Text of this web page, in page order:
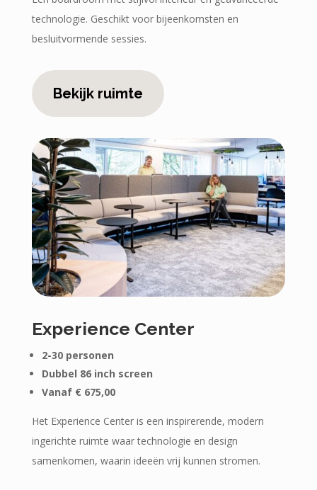
technologie. Geschikt voor bijeenkomsten en
besluitvormende sessies.
Bekijk ruimte
Experience Center
2-30 personen
Dubbel 86 inch screen
Vanaf € 675,00
Het Experience Center is een inspirerende, modern
ingerichte ruimte waar technologie en design
samenkomen, waarin ideeën vrij kunnen stromen.